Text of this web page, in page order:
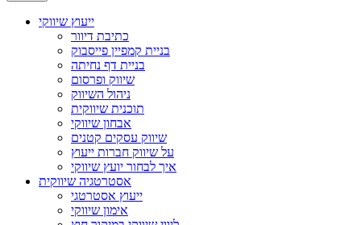
ייעוץ שיווקי
כתיבת דיוור
בניית קמפיין פייסבוק
בניית דף נחיתה
שיווק ופרסום
ניהול השיווק
תוכנית שיווקית
אבחון שיווקי
שיווק עסקים קטנים
על שיווק חברות ייעוץ
איך לבחור יועץ שיווקי
אסטרטגיה שיווקית
ייעוץ אסטרטגי
אימון שיווקי